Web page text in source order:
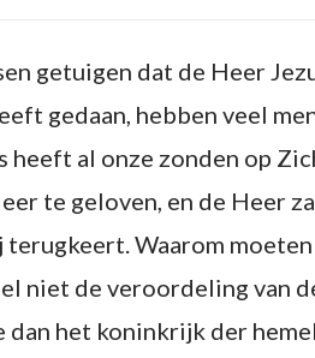
getuigen dat de Heer
gedaan, hebben veel
heeft al onze zonden op
te geloven, en de Heer
Waarom
niet de veroordeling van
het koninkrijk der